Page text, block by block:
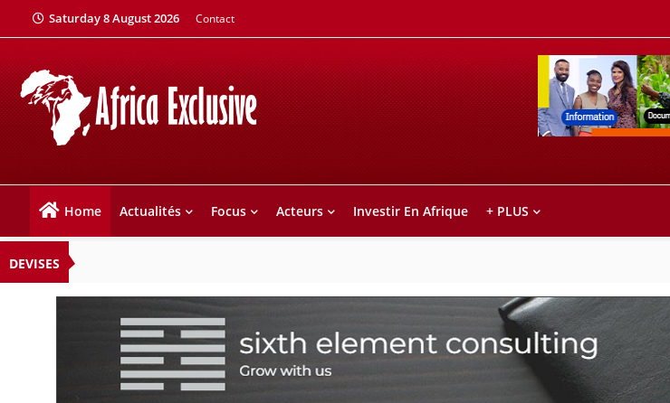
Saturday 8 August 2026 Contact
Home Actualités Focus Acteurs Investir En Afrique + PLUS
DEVISES